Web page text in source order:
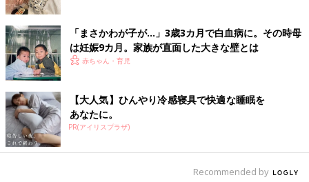
「ステロイド剤」とは？
ステロイド剤は、人の副腎皮質という器官から分泌されるステロ
イドホルモンを基礎にしてつくられる薬剤です。急性リンパ性白
血病の治療において、ステロイド剤はとても重要な役割を果たし
ます。
「ステロイド剤」の副作用について
ステロイド剤を長期に投与すると、血圧上昇、食欲増加、肥満、
「まさかわが子が…」3歳3カ月で白血病に。その時母
は妊娠9カ月。家族が直面した大きな壁とは
赤ちゃん・育児
【大人気】ひんやり冷感寝具で快適な睡眠を
あなたに。
PR(アイリスプラザ)
Recommended by